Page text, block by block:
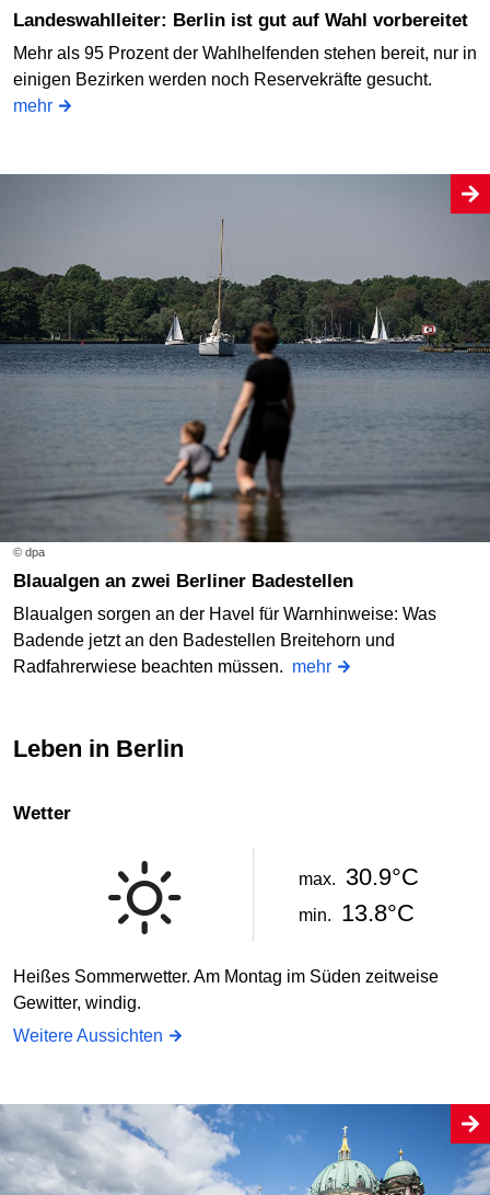
Landeswahlleiter: Berlin ist gut auf Wahl vorbereitet
Mehr als 95 Prozent der Wahlhelfenden stehen bereit, nur in
einigen Bezirken werden noch Reservekräfte gesucht.
mehr
© dpa
Blaualgen an zwei Berliner Badestellen
Blaualgen sorgen an der Havel für Warnhinweise: Was
Badende jetzt an den Badestellen Breitehorn und
Radfahrerwiese beachten müssen. mehr
Leben in Berlin
Wetter
max. 30.9°C
min. 13.8°C
Heißes Sommerwetter. Am Montag im Süden zeitweise
Gewitter, windig.
Weitere Aussichten